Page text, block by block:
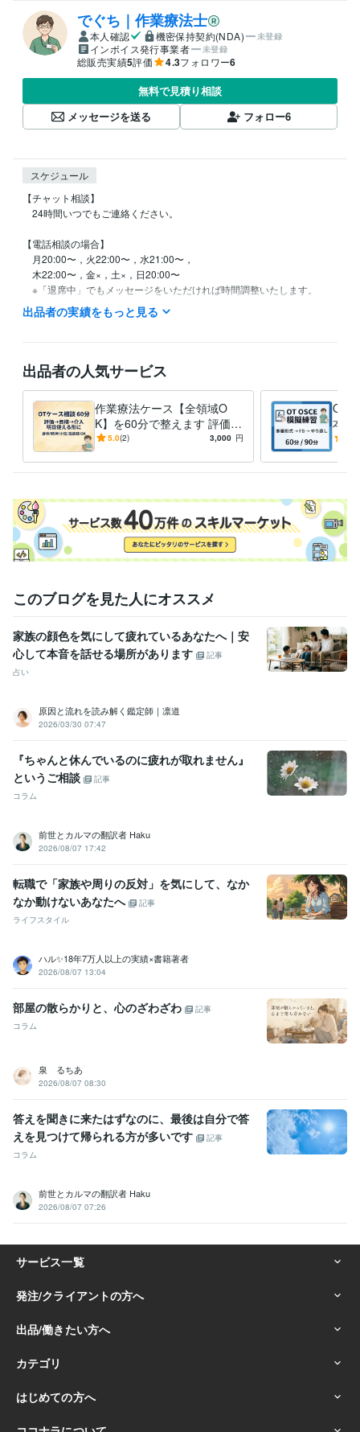
でぐち｜作業療法士
本人確認 機密保持契約(NDA) 未登録
インボイス発行事業者 未登録
総販売実績5評価 4.3フォロワー6
無料で見積り相談
メッセージを送る
フォロー6
スケジュール
【チャット相談】
24時間いつでもご連絡ください。
【電話相談の場合】
月20:00〜，火22:00〜，水21:00〜，
木22:00〜，金×，土×，日20:00〜
資格・検定
悩み相談・カウンセリング
悩んでいる方の頭と心を整理するお手伝
い
悩み相談 愚痴 精神
出品者の実績をもっと見る
出品者の人気サービス
作業療法ケース【全領域O
K】を60分で整えます 評価→
目標→介入、明日使える形に
5.0(2) 3,000 円
OT
本番
評価
このブログを見た人にオススメ
家族の顔色を気にして疲れているあなたへ｜安
心して本音を話せる場所があります
記事
占い
原因と流れを読み解く鑑定師｜凛道
2026/03/30 07:47
『ちゃんと休んでいるのに疲れが取れません』
というご相談
記事
コラム
前世とカルマの翻訳者 Haku
2026/08/07 17:42
転職で「家族や周りの反対」を気にして、なか
なか動けないあなたへ
記事
ライフスタイル
ハル✨18年7万人以上の実績×書籍著者
2026/08/07 13:04
部屋の散らかりと、心のざわざわ
記事
コラム
泉 るちあ
2026/08/07 08:30
答えを聞きに来たはずなのに、最後は自分で答
えを見つけて帰られる方が多いです
記事
コラム
前世とカルマの翻訳者 Haku
2026/08/07 07:26